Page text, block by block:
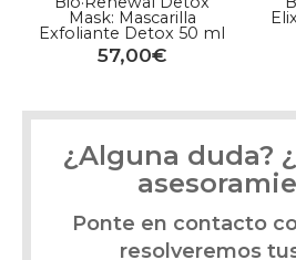
Mask: Mascarilla
Exfoliante Detox 50 ml
57,00€
¿Alguna duda?
Ponte en contacto
resolveremos